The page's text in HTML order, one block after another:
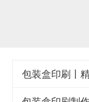
包装盒印刷丨